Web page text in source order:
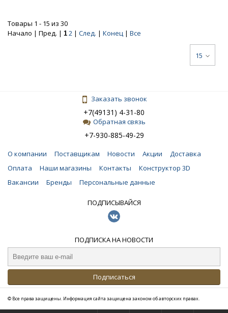
Товары 1 - 15 из 30
Начало | Пред. | 1 2 | След. | Конец | Все
15
Заказать звонок
+7(49131) 4-31-80
Обратная связь
+7-930-885-49-29
О компании Поставщикам Новости Акции
Доставка
Оплата
Наши магазины Контакты
Конструктор 3D
Вакансии
Бренды Персональные данные
ПОДПИСЫВАЙСЯ
ПОДПИСКА НА НОВОСТИ
Подписаться
© Все права защищены. Информация сайта защищена законом об авторских правах.